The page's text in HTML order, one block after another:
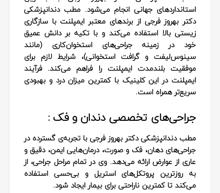
استانداردهای جهانی انجام می‌شود. مطب دندانپزشکی
دکتر بهروز فرجی از برندهای معتبر ایمپلنت با سازگاری
زیستی بالا استفاده می‌کند و با تکیه بر دانش عمیق
خود در زمینه جراحی‌های استخوان‌کاری (مانند
سینوس‌لیفت و گرافت استخوانی)، شرایط لازم برای
موفقیت بلندمدت ایمپلنت را فراهم می‌کند. فرآیند
ایمپلنت در این کلینیک با کمترین میزان درد و بهبودی
سریع‌تر همراه است.
جراحی‌های تخصصی دندان و فک :
مطب دندانپزشکی دکتر بهروز فرجی با تجربه‌ی گسترده در
جراحی‌های دهان، فک و صورت، درمان‌هایی ایمن، دقیق و
عاری از عوارض ارائه می‌دهد. وی در تمام مراحل جراحی، از
به‌ روزترین پروتکل‌های استریل و بی‌حسی استفاده
می‌کند تا کمترین ناراحتی برای بیمار ایجاد شود.